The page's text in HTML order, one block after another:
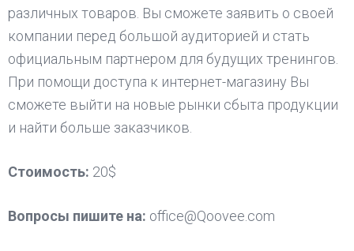
различных товаров. Вы сможете заявить о своей
компании перед большой аудиторией и стать
официальным партнером для будущих тренингов.
При помощи доступа к интернет-магазину Вы
сможете выйти на новые рынки сбыта продукции
и найти больше заказчиков.
Стоимость: 20$
Вопросы пишите на: office@Qoovee.com